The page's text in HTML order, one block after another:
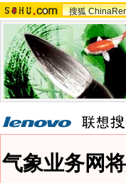
搜狐
气象业务网